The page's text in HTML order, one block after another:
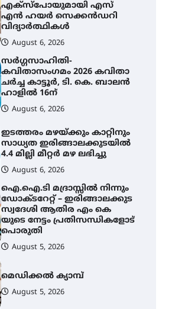
എക്സ്പോയുമായി എസ്
എൻ ഹയർ സെക്കൻഡറി
വിദ്യാർത്ഥികൾ
August 6, 2026
സർഗ്ഗസാഹിതി-
കവിതാസംഗമം 2026 കവിതാ
ചർച്ച കാട്ടൂർ, ടി. കെ. ബാലൻ
ഹാളിൽ 16ന്
August 6, 2026
ഇടത്തരം മഴയ്ക്കും കാറ്റിനും
സാധ്യത ഇരിങ്ങാലക്കുടയിൽ
4.4 മില്ലി മീറ്റർ മഴ ലഭിച്ചു
August 6, 2026
ഐ.ഐ.ടി മദ്രാസ്സിൽ നിന്നും
ഡോക്ടറേറ്റ് – ഇരിങ്ങാലക്കുട
സ്വദേശി ആതിര എം കെ
യുടെ നേട്ടം പ്രതിസന്ധികളോട്
പൊരുതി
August 5, 2026
മെഡിക്കൽ ക്യാമ്പ്
August 5, 2026